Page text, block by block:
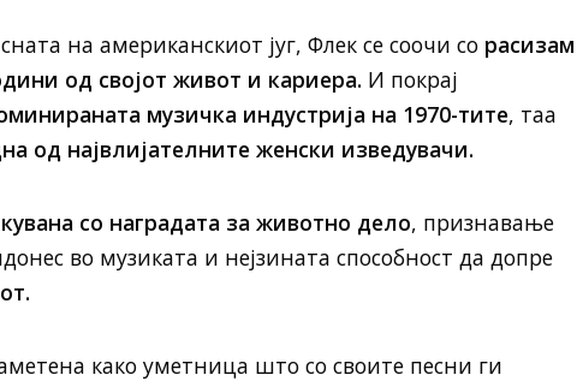
на американскиот југ, Флек се соочи со расизам
од својот живот и кариера. И покрај
музичка индустрија на 1970-тите, таа
од највлијателните женски изведувачи.
со наградата за животно дело, признавање
во музиката и нејзината способност да допре
како уметница што со своите песни ги